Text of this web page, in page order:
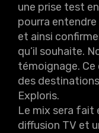
une prise test
pourra
et ainsi
qu’il souhaite.
témoignage.
des
Exploris.
Le mix sera fait
diffusion TV et